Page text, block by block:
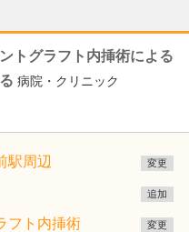
トグラフト内挿術による
病院・クリニック
駅周辺 変更
追加
フト内挿術 変更